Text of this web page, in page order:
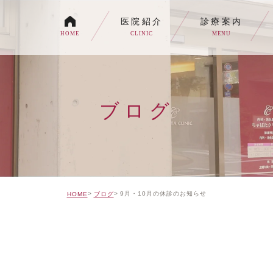
HOME
医院紹介
CLINIC
診療案内
MENU
各種内視鏡検査について
生活習慣病
消化器内科・内科
トイレの症状でお悩み
ブログ
HOME ブログ 9月・10月の休診のお知らせ